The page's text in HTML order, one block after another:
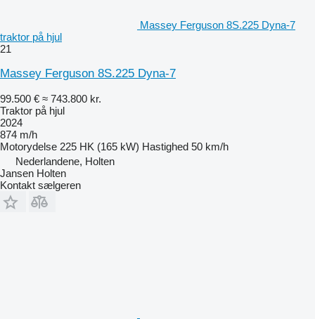
Massey Ferguson 8S.225 Dyna-7
traktor på hjul
21
Massey Ferguson 8S.225 Dyna-7
99.500 € ≈ 743.800 kr.
Traktor på hjul
2024
874 m/h
Motorydelse 225 HK (165 kW) Hastighed 50 km/h
Nederlandene, Holten
Jansen Holten
Kontakt sælgeren